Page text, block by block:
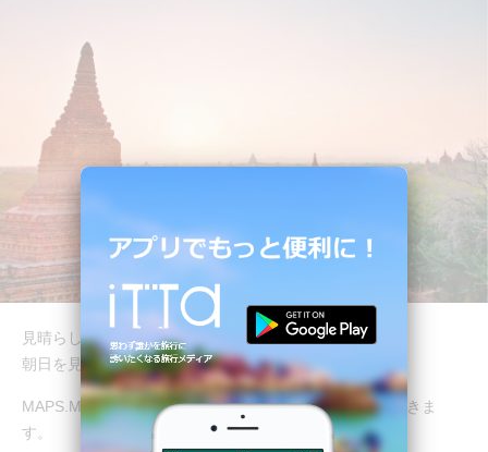
見晴らしはこんな感じです。とってもキレイでした！
朝日を見るにはとてもいいスポットだと思います。
MAPS.MEで「easy climb good view」で検索すると出てきま
す。